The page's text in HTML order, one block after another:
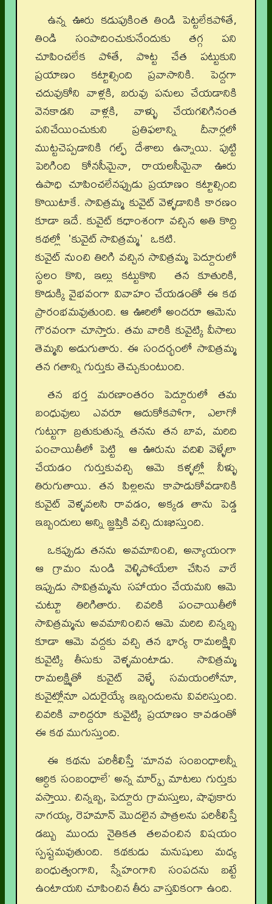
ఉన్న ఊరు కడుపుకింత తిండి పెట్టలేకపోతే,
తిండి సంపాదించుకునేందుకు తగ్గ పని
చూపించలేక పోతే, పొట్ట చేత పట్టుకుని
ప్రయాణం కట్టాల్సింది ప్రవాసానికి. పెద్దగా
చదువుకోని వాళ్లకి, బరువు పనులు చేయడానికి
వెనకాడని వాళ్లకి, వాళ్ళు చేయగలిగినంత
పనిచేయించుకుని ప్రతిఫలాన్ని దీనార్లలో
ముట్టచెప్పడానికి గల్ఫ్ దేశాలు ఉన్నాయి. పుట్టి
పెరిగింది కోనసీమైనా, రాయలసీమైనా ఊరు
ఉపాధి చూపించలేనప్పుడు ప్రయాణం కట్టాల్సింది
కొయిటాకే. సావిత్రమ్మ కువైట్ వెళ్ళడానికి కారణం
కూడా ఇదే. కువైట్ కధాంశంగా వచ్చిన అతి కొద్ది
కథల్లో 'కువైట్ సావిత్రమ్మ' ఒకటి.
కువైట్ నుంచి తిరిగి వచ్చిన సావిత్రమ్మ పెద్దూరులో
స్థలం కొని, ఇల్లు కట్టుకొని తన కూతురికి,
కొడుక్కి వైభవంగా వివాహం చేయడంతో ఈ కథ
ప్రారంభమవుతుంది. ఆ ఊరిలో అందరూ ఆమెను
గౌరవంగా చూస్తారు. తమ వారికి కువైట్కి వీసాలు
తెమ్మని అడుగుతారు. ఈ సందర్భంలో సావిత్రమ్మ
తన గతాన్ని గుర్తుకు తెచ్చుకుంటుంది.
తన భర్త మరణాంతరం పెద్దూరులో తమ
బంధువులు ఎవరూ ఆదుకోకపోగా, ఎలాగో
గుట్టుగా బ్రతుకుతున్న తనను తన బావ, మరిది
పంచాయితీలో పెట్టి ఆ ఊరును వదిలి వెళ్ళేలా
చేయడం గుర్తుకువచ్చి ఆమె కళ్ళల్లో నీళ్ళు
తిరుగుతాయి. తన పిల్లలను కాపాడుకోవడానికి
కువైట్ వెళ్ళవలసి రావడం, అక్కడ తాను పెడ్డ
ఇబ్బందులు అన్ని జ్ఞప్తికి వచ్చి దుఃఖిస్తుంది.
ఒకప్పుడు తనను అవమానించి, అన్యాయంగా
ఆ గ్రామం నుండి వెళ్ళిపోయేలా చేసిన వారే
ఇప్పుడు సావిత్రమ్మను సహాయం చేయమని ఆమె
చుట్టూ తిరిగితారు. చివరికి పంచాయితీలో
సావిత్రమ్మను అవమానించిన ఆమె మరిది చిన్నబ్బ
కూడా ఆమె వద్దకు వచ్చి తన భార్య రామలక్ష్మిని
కువైట్కి తీసుకు వెళ్ళమంటాడు. సావిత్రమ్మ
రామలక్ష్మితో కువైట్ వెళ్ళే సమయంలోనూ,
కువైట్లోనూ ఎదురైయ్యే ఇబ్బందులను వివరిస్తుంది.
చివరికి వారిద్దరూ కువైట్కి ప్రయాణం కావడంతో
ఈ కథ ముగుస్తుంది.
ఈ కథను పరిశీలిస్తే ‘మానవ సంబంధాలన్నీ
ఆర్ధిక సంబంధాలే’ అన్న మార్క్స్ మాటలు గుర్తుకు
వస్తాయి. చిన్నబ్బ, పెద్దూరు గ్రామస్తులు, షావుకారు
నాగయ్య, రెహమాన్ మొదలైన పాత్రలను పరిశీలిస్తే
డబ్బు ముందు నైతికత తలవంచిన విషయం
స్పష్టమవుతుంది. కథకుడు మనుషులు మధ్య
బంధుత్వంగాని, స్నేహంగాని సంపదను బట్టే
ఉంటాయని చూపించిన తీరు వాస్తవికంగా ఉంది.